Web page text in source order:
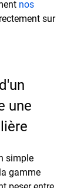
nos
sur
une
simple
gamme